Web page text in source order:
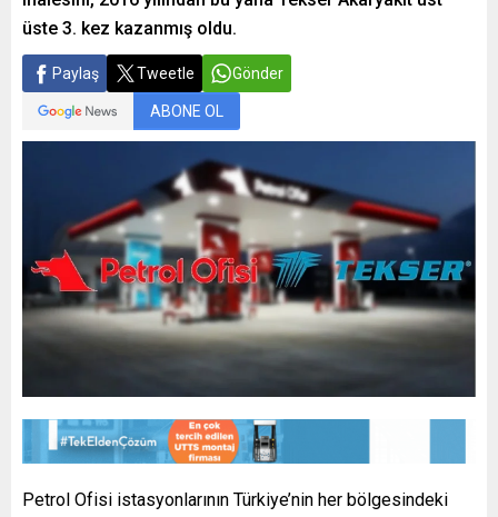
üste 3. kez kazanmış oldu.
Paylaş Tweetle Gönder
ABONE OL
Petrol Ofisi istasyonlarının Türkiye’nin her bölgesindeki